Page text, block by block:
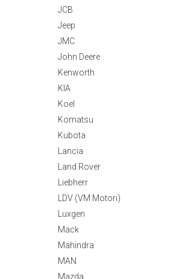
JCB
Jeep
JMC
John Deere
Kenworth
KIA
Koel
Komatsu
Kubota
Lancia
Land Rover
Liebherr
LDV (VM Motori)
Luxgen
Mack
Mahindra
MAN
Mazda